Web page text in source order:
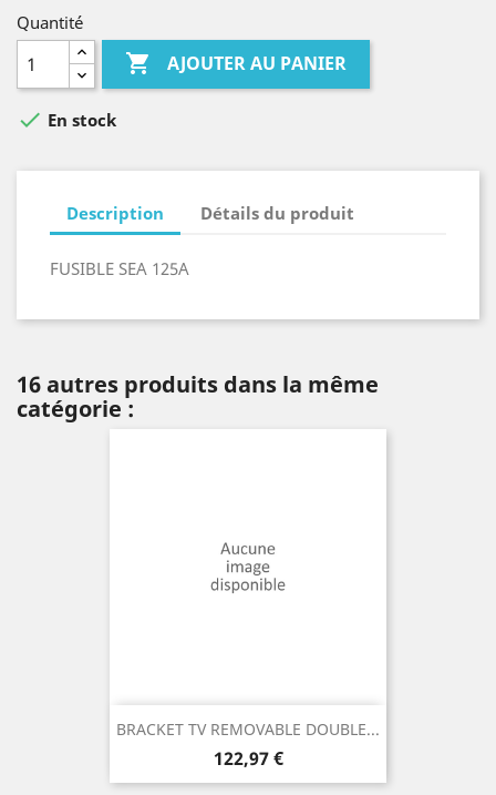
Quantité
 AJOUTER AU PANIER
 En stock
Description Détails du produit
FUSIBLE SEA 125A
16 autres produits dans la même
catégorie :
BRACKET TV REMOVABLE DOUBLE...
Prix
122,97 €